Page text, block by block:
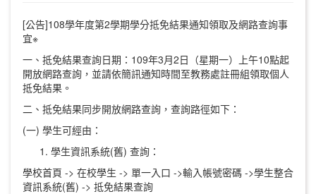
[公告]108學年度第2學期學分抵免結果通知領取及網路查詢事
宜※
一、抵免結果查詢日期： 109年3月2日（星期一）上午10點起
開放網路查詢，並請依簡訊通知時間至教務處註冊組領取個人
抵免結果。
二、抵免結果同步開放網路查詢，查詢路徑如下：
(一) 學生可經由：
學生資訊系統(舊) 查詢：
學校首頁 -> 在校學生 -> 單一入口 ->輸入帳號密碼 ->學生整合
資訊系統(舊) -> 抵免結果查詢